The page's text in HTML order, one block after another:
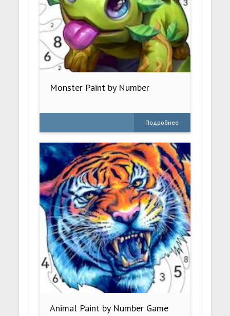
Monster Paint by Number
Подробнее
Animal Paint by Number Game